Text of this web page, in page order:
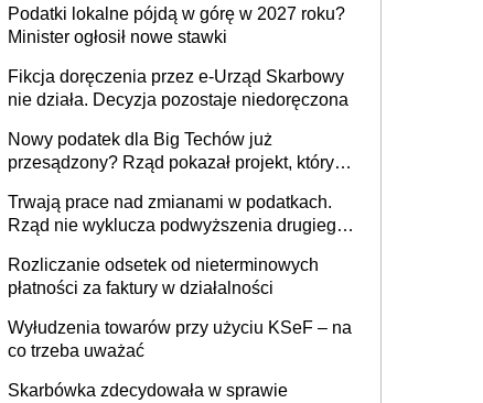
umowy cywilnoprawnej jedynym
racjonalnym wyjściem
Podatki lokalne pójdą w górę w 2027 roku?
Minister ogłosił nowe stawki
Fikcja doręczenia przez e-Urząd Skarbowy
nie działa. Decyzja pozostaje niedoręczona
Nowy podatek dla Big Techów już
przesądzony? Rząd pokazał projekt, który
Trwają prace nad zmianami w podatkach.
Rząd nie wyklucza podwyższenia drugiego
Rozliczanie odsetek od nieterminowych
płatności za faktury w działalności
Wyłudzenia towarów przy użyciu KSeF – na
co trzeba uważać
Skarbówka zdecydowała w sprawie